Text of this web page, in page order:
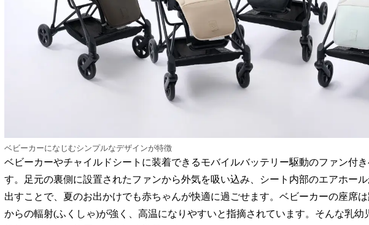
ベビーカーになじむシンプルなデザインが特徴
ベビーカーやチャイルドシートに装着できるモバイルバッテリー駆動のファン付
す。足元の裏側に設置されたファンから外気を吸い込み、シート内部のエアホー
出すことで、夏のお出かけでも赤ちゃんが快適に過ごせます。ベビーカーの座席
からの輻射(ふくしゃ)が強く、高温になりやすいと指摘されています。そんな乳幼